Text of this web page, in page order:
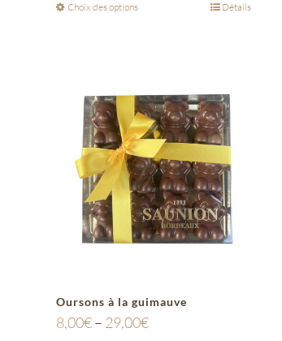
Choix des options Détails
Oursons à la guimauve
8,00€– 29,00€